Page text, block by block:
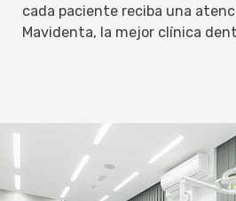
cada paciente reciba una
Mavidenta, la mejor clínica